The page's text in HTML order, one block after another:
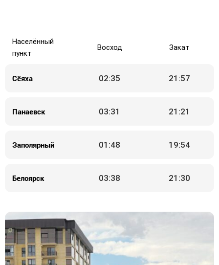
Населённый
пункт
Восход Закат
Сёяха 02:35 21:57
Панаевск 03:31 21:21
Заполярный 01:48 19:54
Белоярск 03:38 21:30